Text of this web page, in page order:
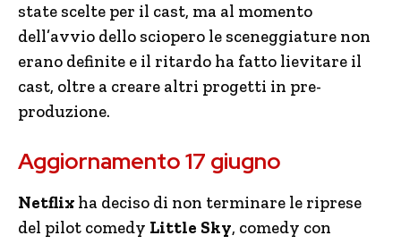
state scelte per il cast, ma al momento
dell’avvio dello sciopero le sceneggiature non
erano definite e il ritardo ha fatto lievitare il
cast, oltre a creare altri progetti in pre-
produzione.
Aggiornamento 17 giugno
Netflix ha deciso di non terminare le riprese
del pilot comedy Little Sky, comedy con